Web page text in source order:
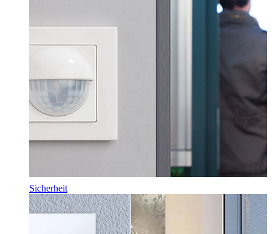
Sicherheit